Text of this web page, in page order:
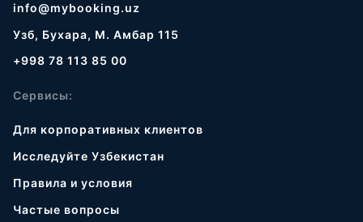
info@mybooking.uz
Узб, Бухара, М. Амбар 115
+998 78 113 85 00
Сервисы:
Для корпоративных клиентов
Исследуйте Узбекистан
Правила и условия
Частые вопросы